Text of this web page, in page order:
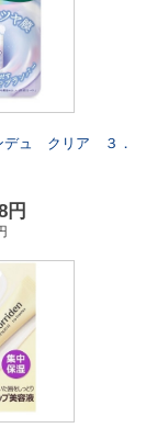
デュ クリア ３．
円